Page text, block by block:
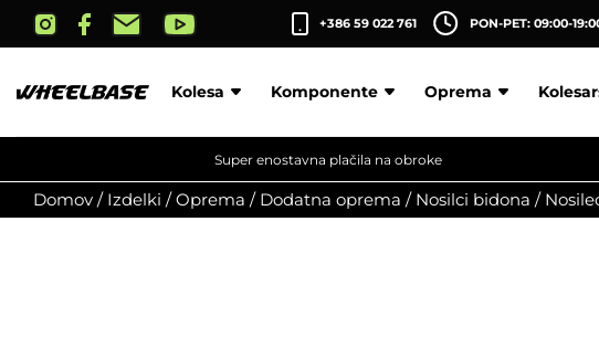
content
+386 59 022 761 PON-PET: 09:00-
Kolesa Komponente Oprema
Super enostavna plačila na obroke
Domov / Izdelki /Oprema / Dodatna oprema / Nosilci bidona /